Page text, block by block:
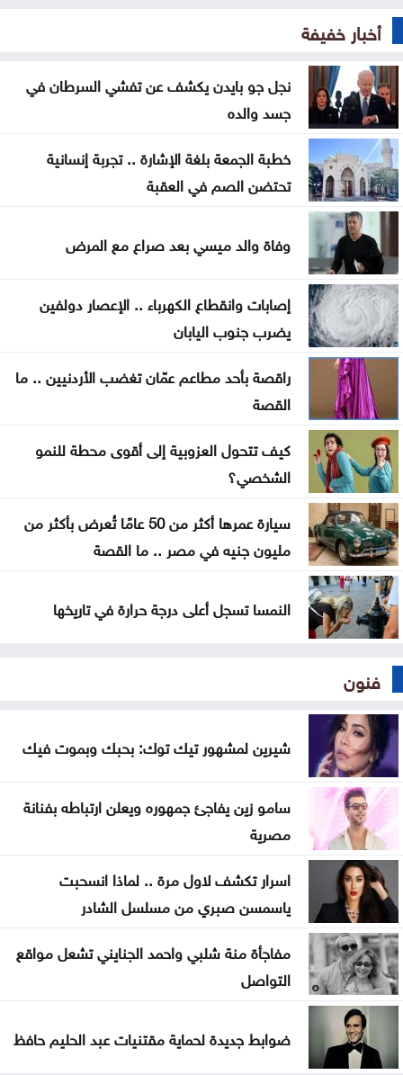
السعودية والسفن التجارية
الأمن السيبراني يحذر من رسائل واتساب احتيالية باسم
الضمان الاجتماعي
مكعب يومياً
57 حافلة تبدأ التشغيل التجريبي لخطّي إربد–الزرقاء
وإربد–جرش
مخالفات بنزين
العودات: قانون هيئة الاعتماد يدمج هيئتين ولا ينشئ
هيئة جديدة
أخبار خفيفة
نجل جو بايدن يكشف عن تفشي السرطان في
جسد والده
خطبة الجمعة بلغة الإشارة .. تجربة إنسانية
تحتضن الصم في العقبة
وفاة والد ميسي بعد صراع مع المرض
إصابات وانقطاع الكهرباء .. الإعصار دولفين
يضرب جنوب اليابان
راقصة بأحد مطاعم عمّان تغضب الأردنيين .. ما
القصة
كيف تتحول العزوبية إلى أقوى محطة للنمو
الشخصي؟
سيارة عمرها أكثر من 50 عامًا تُعرض بأكثر من
مليون جنيه في مصر .. ما القصة
النمسا تسجل أعلى درجة حرارة في تاريخها
فنون
شيرين لمشهور تيك توك: بحبك وبموت فيك
سامو زين يفاجئ جمهوره ويعلن ارتباطه بفنانة
مصرية
اسرار تكشف لاول مرة .. لماذا انسحبت
ياسمسن صبري من مسلسل الشادر
مفاجأة منة شلبي واحمد الجنايني تشعل مواقع
التواصل
ضوابط جديدة لحماية مقتنيات عبد الحليم حافظ